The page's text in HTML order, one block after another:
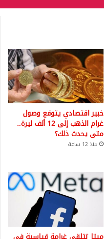
خبير اقتصادي يتوقع وصول
غرام الذهب إلى 12 ألف ليرة..
متى يحدث ذلك؟
منذ 12 ساعة